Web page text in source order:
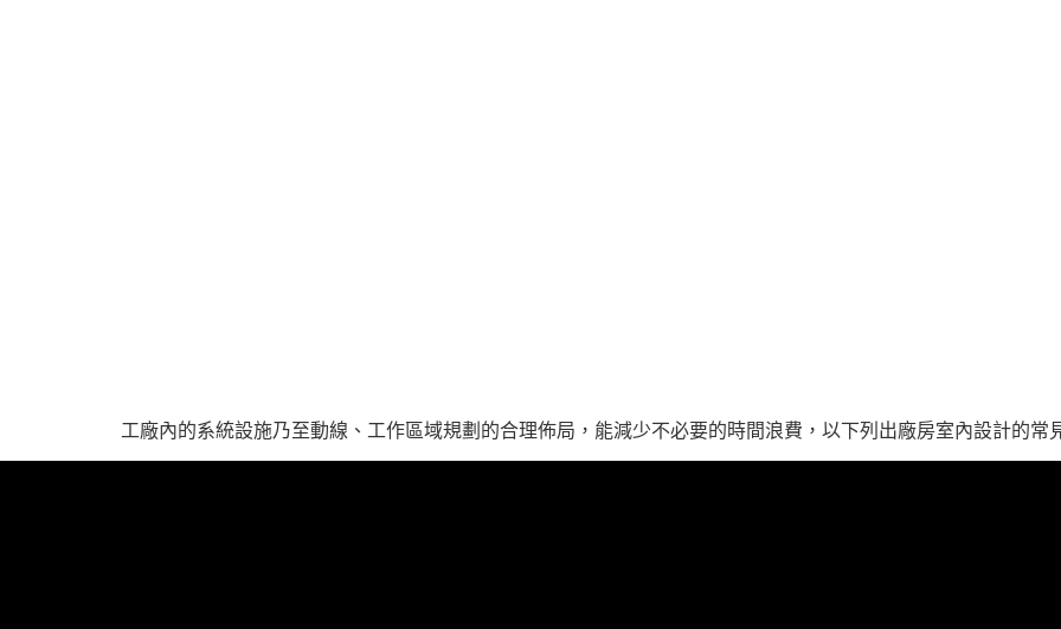
工廠內的系統設施乃至動線、工作區域規劃的合理佈局，能減少不必要的時間浪費，以下列出廠房室內設計的常